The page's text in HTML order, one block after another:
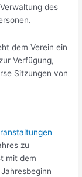
des
dem Verein ein
Verfügung,
Sitzungen von
zu
mit dem